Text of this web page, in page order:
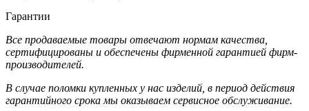
Гарантии
Все продаваемые товары отвечают нормам качества,
сертифицированы и обеспечены фирменной гарантией фирм-
производителей.
В случае поломки купленных у нас изделий, в период действия
гарантийного срока мы оказываем сервисное обслуживание.